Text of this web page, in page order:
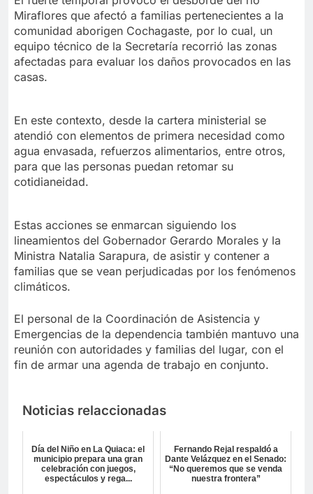
Miraflores que afectó a familias pertenecientes a la
comunidad aborigen Cochagaste, por lo cual, un
equipo técnico de la Secretaría recorrió las zonas
afectadas para evaluar los daños provocados en las
casas.
En este contexto, desde la cartera ministerial se
atendió con elementos de primera necesidad como
agua envasada, refuerzos alimentarios, entre otros,
para que las personas puedan retomar su
cotidianeidad.
Estas acciones se enmarcan siguiendo los
lineamientos del Gobernador Gerardo Morales y la
Ministra Natalia Sarapura, de asistir y contener a
familias que se vean perjudicadas por los fenómenos
climáticos.
El personal de la Coordinación de Asistencia y
Emergencias de la dependencia también mantuvo una
reunión con autoridades y familias del lugar, con el
fin de armar una agenda de trabajo en conjunto.
Noticias relaccionadas
Día del Niño en La Quiaca: el
municipio prepara una gran
celebración con juegos,
espectáculos y rega...
Fernando Rejal respaldó a
Dante Velázquez en el Senado:
“No queremos que se venda
nuestra frontera”